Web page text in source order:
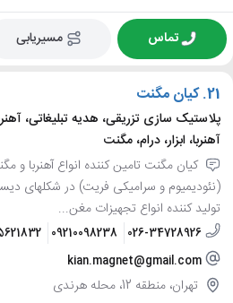
تماس مسیریابی
21. کیان مگنت
پلاستیک سازی تزریقی، هدیه تبلیغاتی،
آهنربا، ابزار، درام، مگنت
کیان مگنت تامین کننده انواع آهنربا و
(نئودیمیوم و سرامیکی فریت) در شکلهای
تولید کننده انواع تجهیزات مغن...
026-34728926
09210098238
kian.magnet@gmail.com
تهران، منطقه 12، محله هرندی